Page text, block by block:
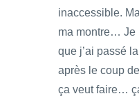
inaccessible.
ma montre… Je
que j’ai passé
après le coup
ça veut faire…